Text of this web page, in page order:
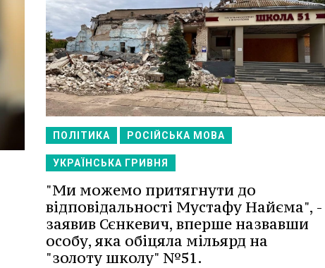
ПОЛІТИКА РОСІЙСЬКА МОВА
УКРАЇНСЬКА ГРИВНЯ
"Ми можемо притягнути до
відповідальності Мустафу Найєма", -
заявив Сєнкевич, вперше назвавши
особу, яка обіцяла мільярд на
"золоту школу" №51.